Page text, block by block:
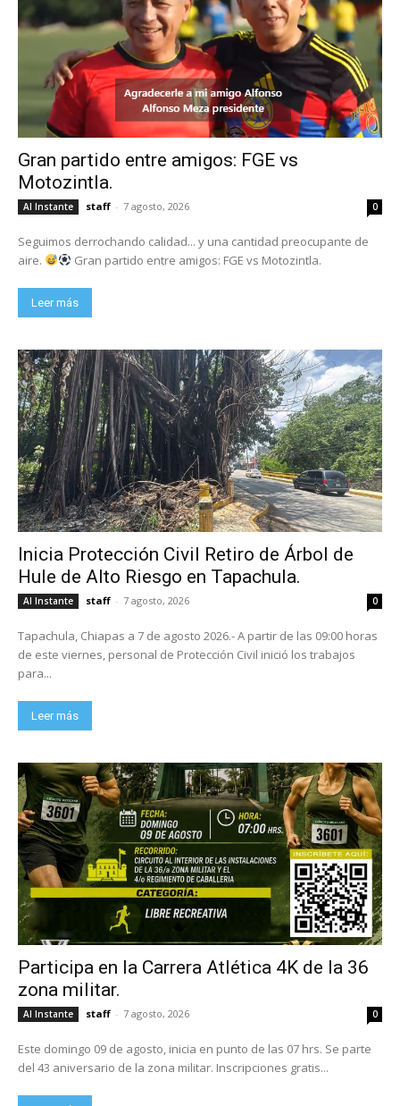
Gran partido entre amigos: FGE vs
Motozintla.
Al Instante staff - 7 agosto, 2026 0
Seguimos derrochando calidad... y una cantidad preocupante de
aire.
Gran partido entre amigos: FGE vs Motozintla.
Leer más
Inicia Protección Civil Retiro de Árbol de
Hule de Alto Riesgo en Tapachula.
Al Instante staff - 7 agosto, 2026 0
Tapachula, Chiapas a 7 de agosto 2026.- A partir de las 09:00 horas
de este viernes, personal de Protección Civil inició los trabajos
para...
Leer más
Participa en la Carrera Atlética 4K de la 36
zona militar.
Al Instante staff - 7 agosto, 2026 0
Este domingo 09 de agosto, inicia en punto de las 07 hrs. Se parte
del 43 aniversario de la zona militar. Inscripciones gratis...